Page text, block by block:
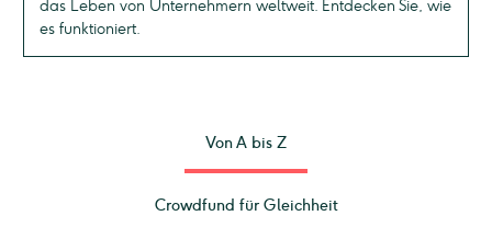
das Leben von Unternehmern weltweit. Entdecken Sie, wie
es funktioniert.
Von A bis Z
Crowdfund für Gleichheit